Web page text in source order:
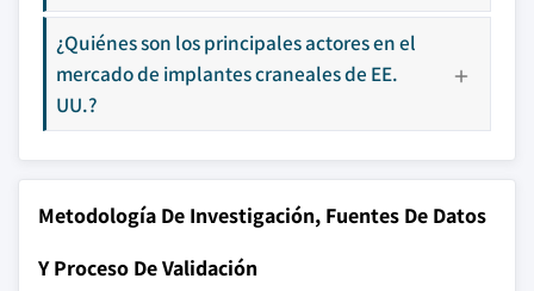
¿Quiénes son los principales actores en el
mercado de implantes craneales de EE.
UU.?
Metodología De Investigación, Fuentes De Datos
Y Proceso De Validación